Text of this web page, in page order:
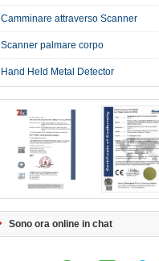
Camminare attraverso Scanner
Scanner palmare corpo
Hand Held Metal Detector
Sono ora online in chat